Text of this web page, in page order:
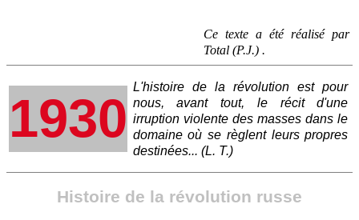
Ce texte a été réalisé par
Total (P.J.) .
1930
L'histoire de la révolution est pour
nous, avant tout, le récit d'une
irruption violente des masses dans le
domaine où se règlent leurs propres
destinées... (L. T.)
Histoire de la révolution russe